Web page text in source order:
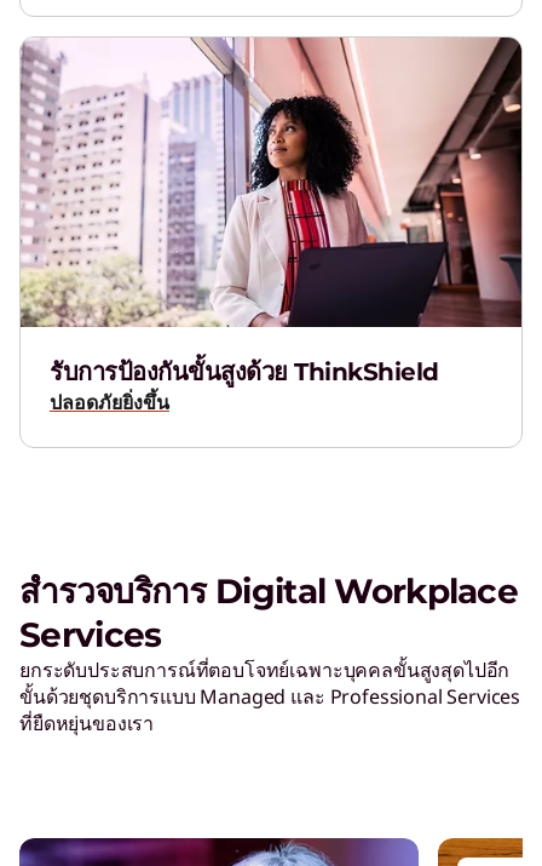
รับการป้องกันขั้นสูงด้วย ThinkShield
ปลอดภัยยิ่งขึ้น
สำรวจบริการ Digital Workplace
Services
ยกระดับประสบการณ์ที่ตอบโจทย์เฉพาะบุคคลขั้นสูงสุดไปอีก
ขั้นด้วยชุดบริการแบบ Managed และ Professional Services
ที่ยืดหยุ่นของเรา